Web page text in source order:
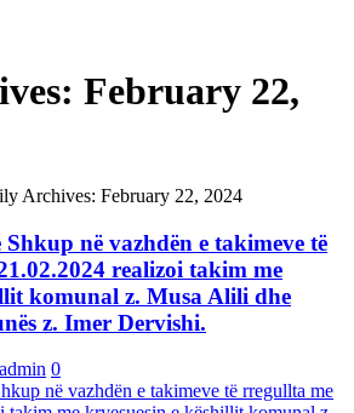
February 22,
Archives: February 22, 2024
në vazhdën e takimeve të
realizoi takim me
komunal z. Musa Alili dhe
z. Imer Dervishi.
0